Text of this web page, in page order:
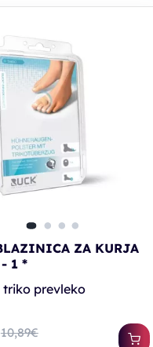
ZA KURJA
- 1 *
triko prevleko
10,89€